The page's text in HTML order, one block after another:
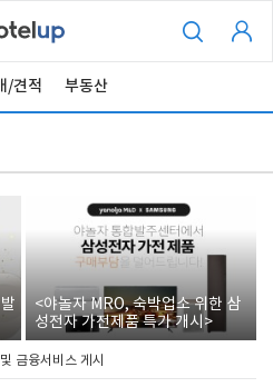
/견적 부동산
<야놀자 MRO, 숙박업소 위한 삼
성전자 가전제품 특가 개시>
금융서비스 게시